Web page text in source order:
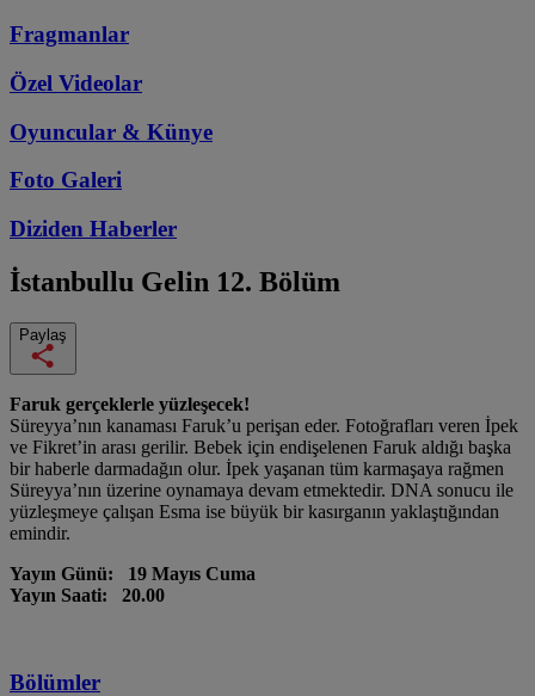
Fragmanlar
Özel Videolar
Oyuncular & Künye
Foto Galeri
Diziden Haberler
İstanbullu Gelin 12. Bölüm
Paylaş
Faruk gerçeklerle yüzleşecek!
Süreyya’nın kanaması Faruk’u perişan eder. Fotoğrafları veren İpek
ve Fikret’in arası gerilir. Bebek için endişelenen Faruk aldığı başka
bir haberle darmadağın olur. İpek yaşanan tüm karmaşaya rağmen
Süreyya’nın üzerine oynamaya devam etmektedir. DNA sonucu ile
yüzleşmeye çalışan Esma ise büyük bir kasırganın yaklaştığından
emindir.
Yayın Günü: 19 Mayıs Cuma
Yayın Saati: 20.00
Bölümler